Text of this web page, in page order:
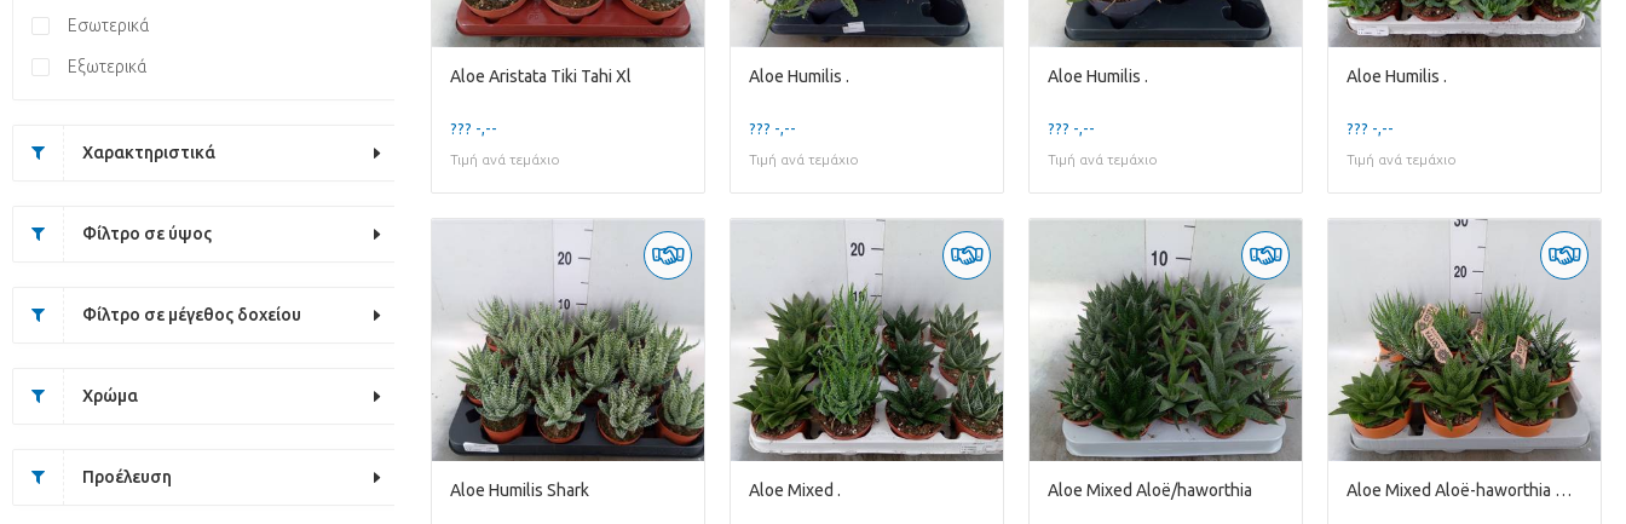
Εσωτερικά
Εξωτερικά
Χαρακτηριστικά
Φίλτρο σε ύψος
Φίλτρο σε μέγεθος δοχείου
Χρώμα
Προέλευση
Aloe Aristata Tiki Tahi Xl
??? -,--
Τιμή ανά τεμάχιο
Aloe Humilis .
??? -,--
Τιμή ανά τεμάχιο
Aloe Humilis .
??? -,--
Τιμή ανά τεμάχιο
Aloe Humilis .
??? -,--
Τιμή ανά τεμάχιο
Aloe Humilis Shark Aloe Mixed . Aloe Mixed Aloë/haworthia Aloe Mixed Aloë-haworthia Mixed in 10 Cm Terracotta Kr